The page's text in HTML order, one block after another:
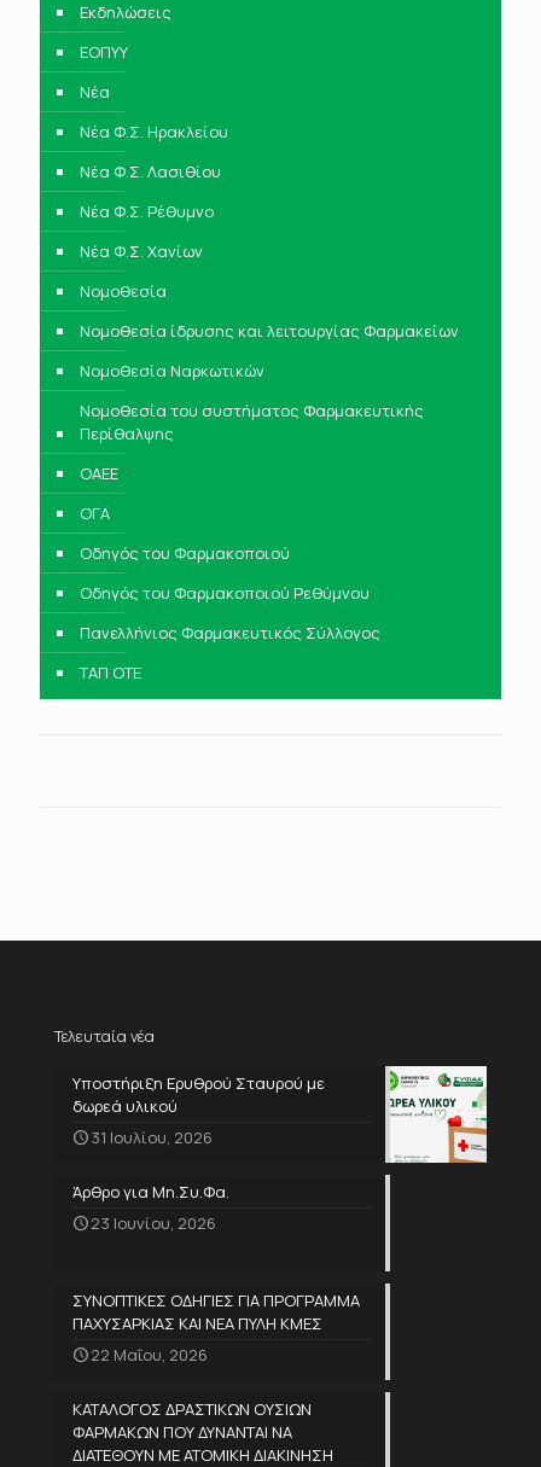
Εκδηλώσεις
ΕΟΠΥΥ
Νέα
Νέα Φ.Σ. Ηρακλείου
Νέα Φ.Σ. Λασιθίου
Νέα Φ.Σ. Ρέθυμνο
Νέα Φ.Σ. Χανίων
Νομοθεσία
Νομοθεσία ίδρυσης και λειτουργίας Φαρμακείων
Νομοθεσία Ναρκωτικών
Νομοθεσία του συστήματος Φαρμακευτικής
Περίθαλψης
ΟΑΕΕ
ΟΓΑ
Οδηγός του Φαρμακοποιού
Οδηγός του Φαρμακοποιού Ρεθύμνου
Πανελλήνιος Φαρμακευτικός Σύλλογος
ΤΑΠ ΟΤΕ
Τελευταία νέα
Υποστήριξη Ερυθρού Σταυρού με
δωρεά υλικού
31 Ιουλίου, 2026
Άρθρο για Μη.Συ.Φα.
23 Ιουνίου, 2026
ΣΥΝΟΠΤΙΚΕΣ ΟΔΗΓΙΕΣ ΓΙΑ ΠΡΟΓΡΑΜΜΑ
ΠΑΧΥΣΑΡΚΙΑΣ ΚΑΙ ΝΕΑ ΠΥΛΗ ΚΜΕΣ
22 Μαΐου, 2026
ΚΑΤΑΛΟΓΟΣ ΔΡΑΣΤΙΚΩΝ ΟΥΣΙΩΝ
ΦΑΡΜΑΚΩΝ ΠΟΥ ΔΥΝΑΝΤΑΙ ΝΑ
ΔΙΑΤΕΘΟΥΝ ΜΕ ΑΤΟΜΙΚΗ ΔΙΑΚΙΝΗΣΗ